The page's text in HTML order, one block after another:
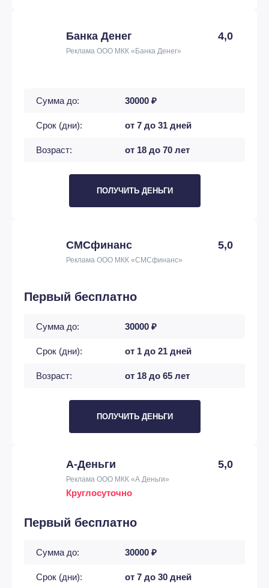
Банка Денег 4,0
Реклама ООО МКК «Банка Денег»
Сумма до: 30000 ₽
Срок (дни): от 7 до 31 дней
Возраст: от 18 до 70 лет
ПОЛУЧИТЬ ДЕНЬГИ
СМСфинанс 5,0
Реклама ООО МКК «СМСфинанс»
Первый бесплатно
Сумма до: 30000 ₽
Срок (дни): от 1 до 21 дней
Возраст: от 18 до 65 лет
ПОЛУЧИТЬ ДЕНЬГИ
А-Деньги 5,0
Реклама ООО МКК «А Деньги»
Круглосуточно
Первый бесплатно
Сумма до: 30000 ₽
Срок (дни): от 7 до 30 дней